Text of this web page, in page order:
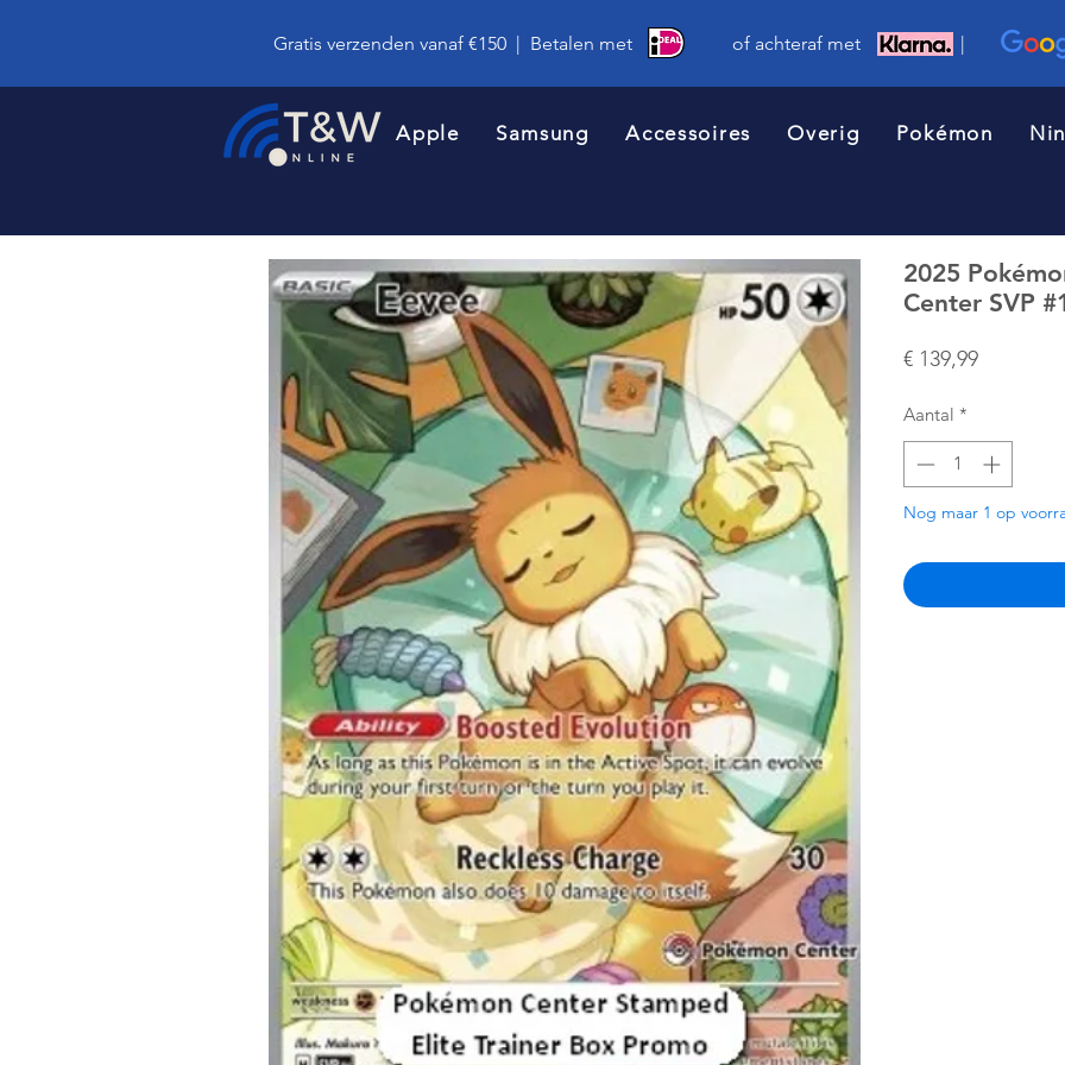
Gratis verzenden vanaf €150 | Betalen met of achteraf met |
Apple Samsung Accessoires Overig Pokémon
2025
Center SVP
€ 139,99Prijs
Aantal *
Nog maar 1 op